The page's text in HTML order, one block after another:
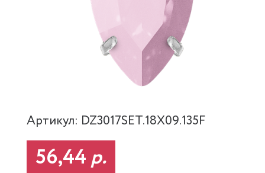
Артикул: DZ3017SET.18X09.135F
56,44р.